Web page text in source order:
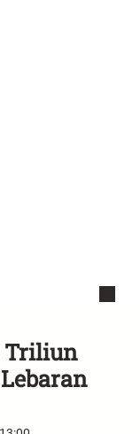
Triliun